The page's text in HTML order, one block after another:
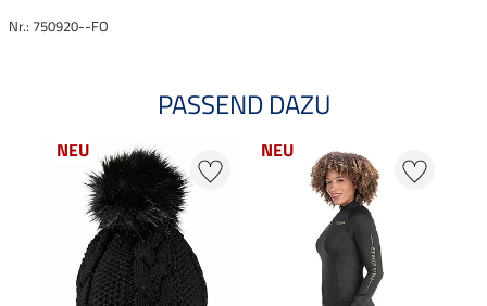
Nr.: 750920--FO
PASSEND DAZU
NEU NEU